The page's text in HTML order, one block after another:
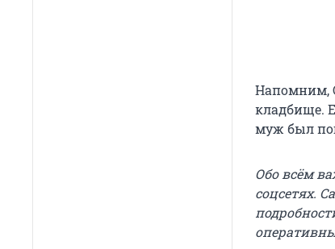
Напомним,
кладбище.
муж был
Обо всём
соцсетях.